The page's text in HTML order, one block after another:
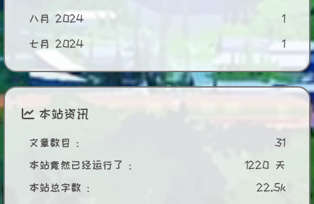
八月 2024 1
七月 2024 1
本站资讯
文章数目 :
31
本站竟然已经运行了 :
1220 天
本站总字数 :
22.5k